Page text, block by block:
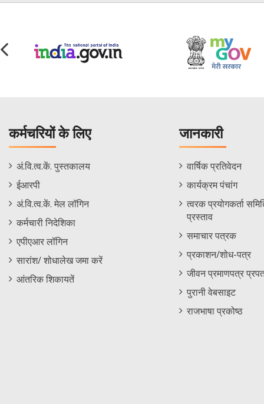
कर्मचरियों के लिए
Staff
Footer
Menu
अं.वि.त्व.कें. पुस्तकालय
ईआरपी
अं.वि.त्व.कें. मेल लॉगिन
कर्मचारी निदेशिका
एपीएआर लॉगिन
सारांश/ शोधालेख जमा करें
आंतरिक शिकायतें
जानकारी
Informations
Menu
वार्षिक प्रतिवेदन
कार्यक्रम पंचांग
त्वरक प्रयोगकर्ता
प्रस्ताव
समाचार पत्रक
प्रकाशन/शोध-पत्र
जीवन प्रमाणपत्र
पुरानी वेबसाइट
राजभाषा प्रकोष्ठ